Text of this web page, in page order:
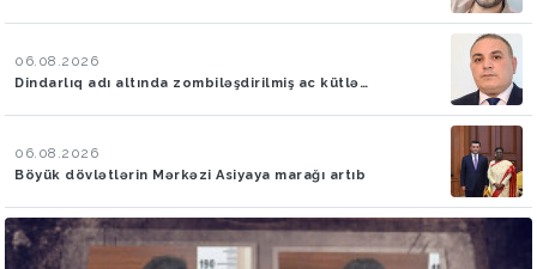
06.08.2026
Dindarlıq adı altında zombiləşdirilmiş ac kütlə…
06.08.2026
Böyük dövlətlərin Mərkəzi Asiyaya marağı artıb